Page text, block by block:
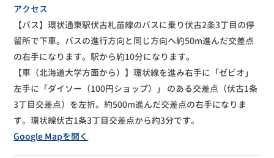
アクセス
【バス】環状通東駅伏古札苗線のバスに乗り伏古2条3丁目の停
留所で下車。バスの進行方向と同じ方向へ約50m進んだ交差点
の右手になります。駅から約10分になります。
【車（北海道大学方面から）】環状線を進み右手に「ゼビオ」
左手に「ダイソー（100円ショップ）」 のある交差点（伏古1条
3丁目交差点）を左折。約500m進んだ交差点の右手になりま
す。環状線伏古1条3丁目交差点から約3分です。
Google Mapを開く